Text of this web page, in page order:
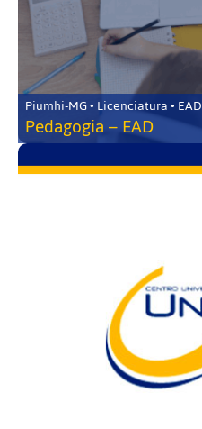
Piumhi-MG • Licenciatura • EAD
Pedagogia – EAD